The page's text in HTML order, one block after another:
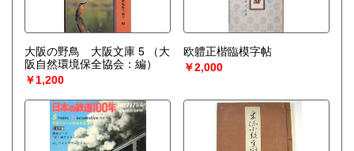
大阪の野鳥 大阪文庫 5
（大
阪自然環境保全協会：編）
￥1,200
欧軆正楷臨模字帖
￥2,000